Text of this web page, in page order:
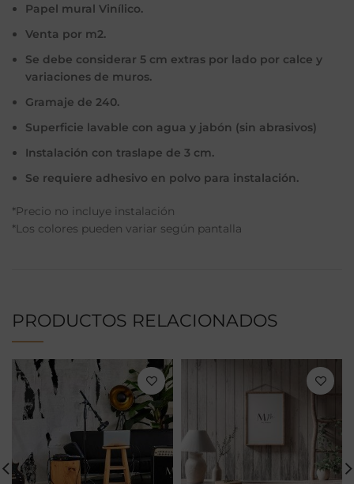
Papel mural Vinílico.
Venta por m2.
Se debe considerar 5 cm extras por lado por calce y
variaciones de muros.
Gramaje de 240.
Superficie lavable con agua y jabón (sin abrasivos)
Instalación con traslape de 3 cm.
Se requiere adhesivo en polvo para instalación.
*Precio no incluye instalación
*Los colores pueden variar según pantalla
PRODUCTOS RELACIONADOS